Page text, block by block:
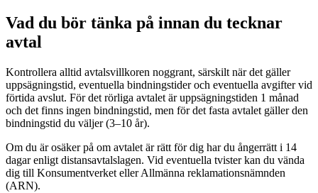
Vad du bör tänka på innan du tecknar
avtal
Kontrollera alltid avtalsvillkoren noggrant, särskilt när det gäller
uppsägningstid, eventuella bindningstider och eventuella avgifter vid
förtida avslut. För det rörliga avtalet är uppsägningstiden 1 månad
och det finns ingen bindningstid, men för det fasta avtalet gäller den
bindningstid du väljer (3–10 år).
Om du är osäker på om avtalet är rätt för dig har du ångerrätt i 14
dagar enligt distansavtalslagen. Vid eventuella tvister kan du vända
dig till Konsumentverket eller Allmänna reklamationsnämnden
(ARN).